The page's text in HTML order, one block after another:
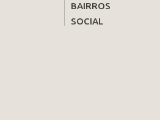
BAIRROS
SOCIAL